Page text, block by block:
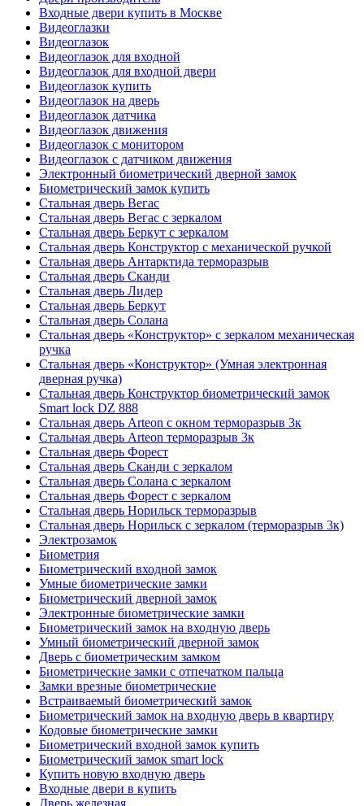
Входные двери купить в Москве
Видеоглазки
Видеоглазок
Видеоглазок для входной
Видеоглазок для входной двери
Видеоглазок купить
Видеоглазок на дверь
Видеоглазок датчика
Видеоглазок движения
Видеоглазок с монитором
Видеоглазок с датчиком движения
Электронный биометрический дверной замок
Биометрический замок купить
Стальная дверь Вегас
Стальная дверь Вегас с зеркалом
Стальная дверь Беркут с зеркалом
Стальная дверь Конструктор с механической ручкой
Стальная дверь Антарктида терморазрыв
Стальная дверь Сканди
Стальная дверь Лидер
Стальная дверь Беркут
Стальная дверь Солана
Стальная дверь «Конструктор» с зеркалом механическая
ручка
Стальная дверь «Конструктор» (Умная электронная
дверная ручка)
Стальная дверь Конструктор биометрический замок
Smart lock DZ 888
Стальная дверь Arteon с окном терморазрыв 3к
Стальная дверь Arteon терморазрыв 3к
Стальная дверь Форест
Стальная дверь Сканди с зеркалом
Стальная дверь Солана с зеркалом
Стальная дверь Форест с зеркалом
Стальная дверь Норильск терморазрыв
Стальная дверь Норильск с зеркалом (терморазрыв 3к)
Электрозамок
Биометрия
Биометрический входной замок
Умные биометрические замки
Биометрический дверной замок
Электронные биометрические замки
Биометрический замок на входную дверь
Умный биометрический дверной замок
Дверь с биометрическим замком
Биометрические замки с отпечатком пальца
Замки врезные биометрические
Встраиваемый биометрический замок
Биометрический замок на входную дверь в квартиру
Кодовые биометрические замки
Биометрический входной замок купить
Биометрический замок smart lock
Купить новую входную дверь
Входные двери в купить
Дверь железная